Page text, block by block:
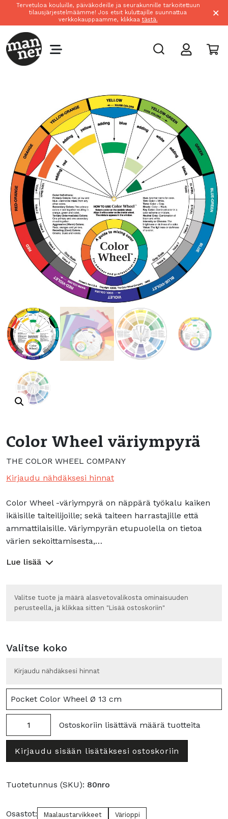
Tervetuloa kouluille, päiväkodeille ja seurakunnille tarkoitettuun
tilausjärjestelmäämme! Jos etsit kuluttajille suunnattua
verkkokauppaamme, klikkaa tästä. ×
Color Wheel väriympyrä
THE COLOR WHEEL COMPANY
Kirjaudu nähdäksesi hinnat
Color Wheel -väriympyrä on näppärä työkalu kaiken
ikäisille taiteilijoille; sekä taiteen harrastajille että
ammattilaisille. Väriympyrän etupuolella on tietoa
värien sekoittamisesta,…
Lue lisää
Valitse tuote ja määrä alasvetovalikosta ominaisuuden
perusteella, ja klikkaa sitten "Lisää ostoskoriin"
Valitse koko
Kirjaudu nähdäksesi hinnat
cm
Color
Wheel
Ø
cm
Ostoskoriin lisättävä määrä tuotteita
Kirjaudu sisään lisätäksesi ostoskoriin
Tuotetunnus (SKU): 80nro
Osastot: Maalaustarvikkeet Värioppi